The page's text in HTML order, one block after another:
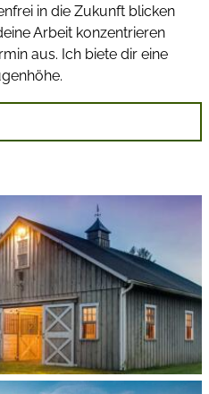
in die Zukunft blicken
Arbeit konzentrieren
aus. Ich biete dir eine